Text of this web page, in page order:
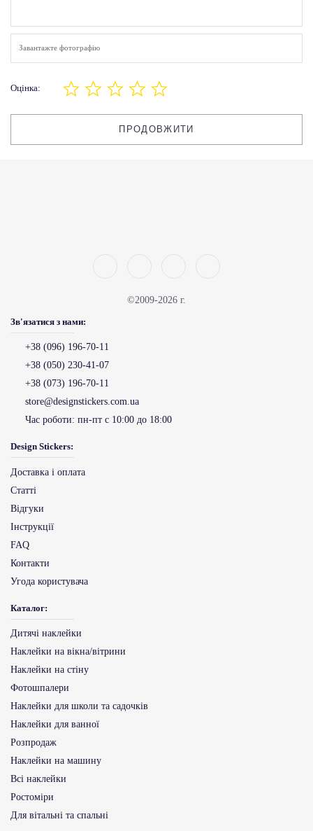
Завантажте фотографію
Оцінка:
ПРОДОВЖИТИ
©2009-2026 г.
Зв'язатися з нами:
+38 (096) 196-70-11
+38 (050) 230-41-07
+38 (073) 196-70-11
store@designstickers.com.ua
Час роботи: пн-пт с 10:00 до 18:00
Design Stickers:
Доставка і оплата
Статті
Відгуки
Інструкції
FAQ
Контакти
Угода користувача
Каталог:
Дитячі наклейки
Наклейки на вікна/вітрини
Наклейки на стіну
Фотошпалери
Наклейки для школи та садочків
Наклейки для ванної
Розпродаж
Наклейки на машину
Всі наклейки
Ростоміри
Для вітальні та спальні